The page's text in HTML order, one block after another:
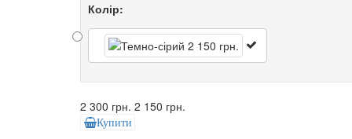
Колір:
2 300 грн. 2 150 грн.
Купити